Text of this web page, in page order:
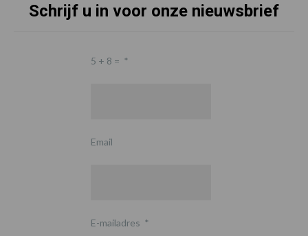
Schrijf u in voor onze nieuwsbrief
5 + 8 = *
Email
E-mailadres *